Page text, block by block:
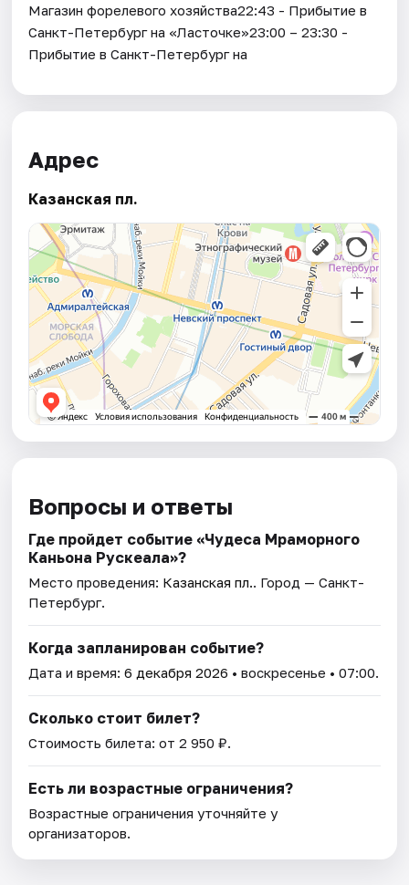
Магазин форелевого хозяйства22:43 - Прибытие в
Санкт-Петербург на «Ласточке»23:00 – 23:30 -
Прибытие в Санкт-Петербург на
Адрес
Казанская пл.
Вопросы и ответы
Где пройдет событие «Чудеса Мраморного
Каньона Рускеала»?
Место проведения: Казанская пл.. Город — Санкт-
Петербург.
Когда запланирован событие?
Дата и время:6 декабря 2026 • воскресенье • 07:00.
Сколько стоит билет?
Стоимость билета: от 2 950 ₽.
Есть ли возрастные ограничения?
Возрастные ограничения уточняйте у
организаторов.